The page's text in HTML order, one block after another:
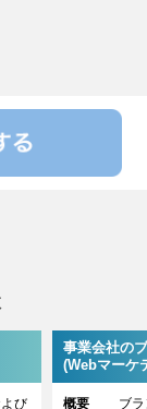
び
事業会社の
(Webマーケ
概要
ブ